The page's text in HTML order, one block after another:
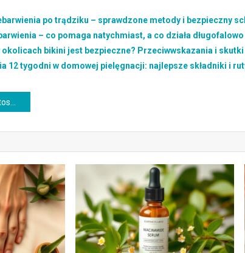
po trądziku – sprawdzone metody i bezpieczny
– co pomaga natychmiast, a co działa długofalowo
okolicach bikini jest bezpieczne? Przeciwwskazania i
12 tygodni w domowej pielęgnacji: najlepsze składniki i
na twarz)